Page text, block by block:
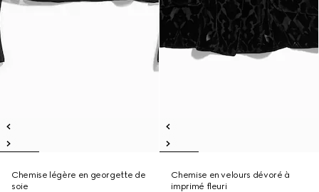
Chemise légère en georgette de
soie
Chemise en velours dévoré à
imprimé fleuri